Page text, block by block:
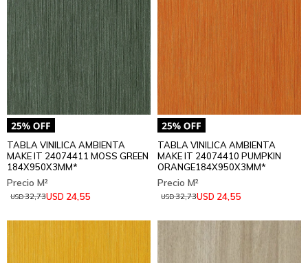
TABLA VINILICA AMBIENTA
MAKE IT 24074411 MOSS GREEN
184X950X3MM*
USD 24,55
USD32,73
TABLA VINILICA AMBIENTA
MAKE IT 24074410 PUMPKIN
ORANGE184X950X3MM*
USD 24,55
USD32,73